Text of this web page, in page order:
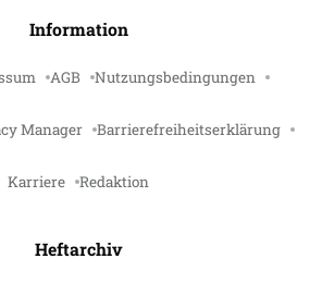
Information
AGB Nutzungsbedingungen
Manager Barrierefreiheitserklärung
Karriere Redaktion
Heftarchiv